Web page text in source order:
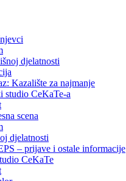
djelatnosti
Kazalište za najmanje
studio CeKaTe-a
scena
djelatnosti
– prijave i ostale informacije
CeKaTe